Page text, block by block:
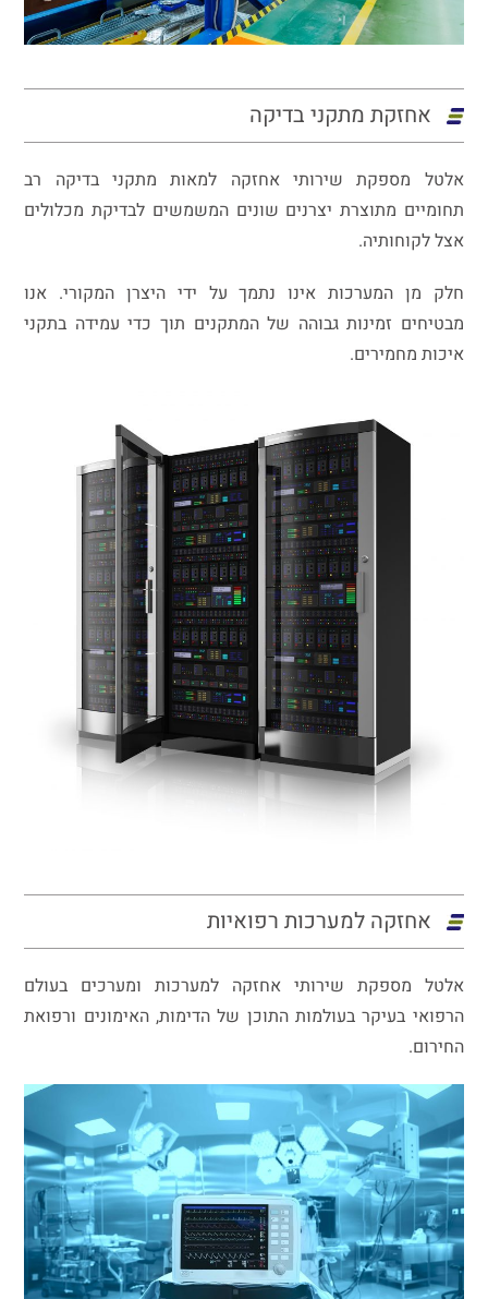
אחזקת מתקני בדיקה
אלטל מספקת שירותי אחזקה למאות מתקני בדיקה רב
תחומיים מתוצרת יצרנים שונים המשמשים לבדיקת מכלולים
אצל לקוחותיה.
חלק מן המערכות אינו נתמך על ידי היצרן המקורי. אנו
מבטיחים זמינות גבוהה של המתקנים תוך כדי עמידה בתקני
איכות מחמירים.
אחזקה למערכות רפואיות
אלטל מספקת שירותי אחזקה למערכות ומערכים בעולם
הרפואי בעיקר בעולמות התוכן של הדימות, האימונים ורפואת
החירום.